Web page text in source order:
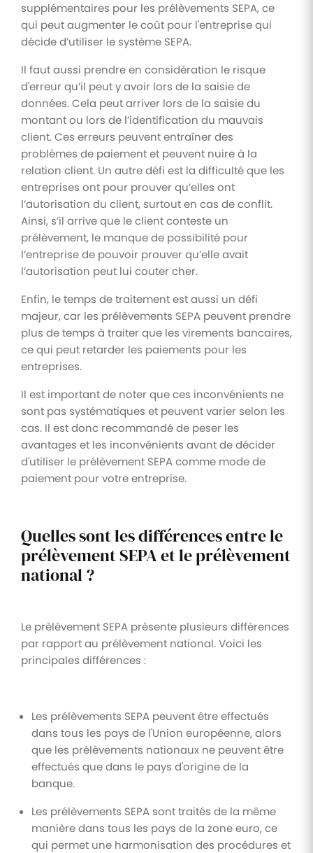
supplémentaires pour les prélèvements SEPA, ce
qui peut augmenter le coût pour l'entreprise qui
décide d’utiliser le système SEPA.
Il faut aussi prendre en considération le risque
d'erreur qu’il peut y avoir lors de la saisie de
données. Cela peut arriver lors de la saisie du
montant ou lors de l’identification du mauvais
client. Ces erreurs peuvent entraîner des
problèmes de paiement et peuvent nuire à la
relation client. Un autre défi est la difficulté que les
entreprises ont pour prouver qu’elles ont
l’autorisation du client, surtout en cas de conflit.
Ainsi, s’il arrive que le client conteste un
prélèvement, le manque de possibilité pour
l’entreprise de pouvoir prouver qu’elle avait
l’autorisation peut lui couter cher.
Enfin, le temps de traitement est aussi un défi
majeur, car les prélèvements SEPA peuvent prendre
plus de temps à traiter que les virements bancaires,
ce qui peut retarder les paiements pour les
entreprises.
Il est important de noter que ces inconvénients ne
sont pas systématiques et peuvent varier selon les
cas. Il est donc recommandé de peser les
avantages et les inconvénients avant de décider
d'utiliser le prélèvement SEPA comme mode de
paiement pour votre entreprise.
Quelles sont les différences entre le
prélèvement SEPA et le prélèvement
national ?
Le prélèvement SEPA présente plusieurs différences
par rapport au prélèvement national. Voici les
principales différences :
Les prélèvements SEPA peuvent être effectués
dans tous les pays de l'Union européenne, alors
que les prélèvements nationaux ne peuvent être
effectués que dans le pays d'origine de la
banque.
Les prélèvements SEPA sont traités de la même
manière dans tous les pays de la zone euro, ce
qui permet une harmonisation des procédures et